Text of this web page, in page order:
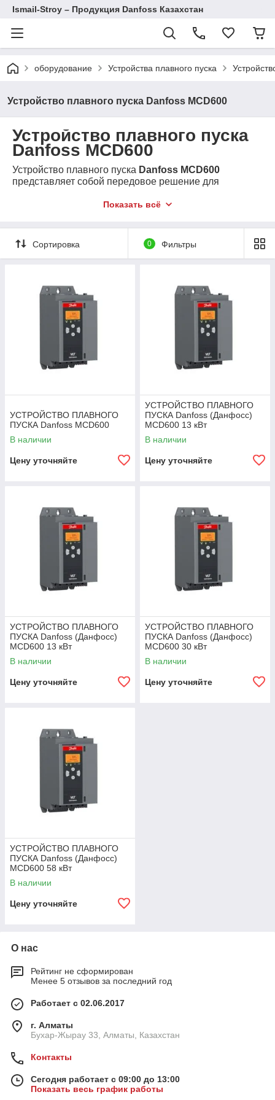
Ismail-Stroy – Продукция Danfoss Казахстан
оборудование Устройства плавного пуска
Устройство плавного пуска Danfoss MCD600
Устройство плавного пуска
Danfoss MCD600
Устройство плавного пуска Danfoss MCD600
представляет собой передовое решение для
управления электродвигателями, обеспечивающее
плавный запуск и остановку. Оно подходит для
объектах и других системах с высокими требованиями
к надежности и энергоэффективности.
Вы можетекупить устройство плавного пуска Danfoss
в нашем интернет-магазине с бесплатной доставкой
по Алматы, Астане, Шымкенту и другим городам
Казахстана. Мы предоставляем двухлетнюю гарантию на
всю продукцию.
WhatsApp
Показать всё
Сортировка 0 Фильтры
УСТРОЙСТВО ПЛАВНОГО
ПУСКА Danfoss MCD600
В наличии
Цену уточняйте
УСТРОЙСТВО ПЛАВНОГО
ПУСКА Danfoss (Данфосс)
MCD600 13 кВт
В наличии
Цену уточняйте
УСТРОЙСТВО ПЛАВНОГО
ПУСКА Danfoss (Данфосс)
MCD600 13 кВт
В наличии
Цену уточняйте
УСТРОЙСТВО ПЛАВНОГО
ПУСКА Danfoss (Данфосс)
MCD600 30 кВт
В наличии
Цену уточняйте
УСТРОЙСТВО ПЛАВНОГО
ПУСКА Danfoss (Данфосс)
MCD600 58 кВт
В наличии
Цену уточняйте
О нас
Рейтинг не сформирован
Менее 5 отзывов за последний год
Работает с 02.06.2017
г. Алматы
Бухар-Жырау 33, Алматы, Казахстан
Контакты
Сегодня работает с 09:00 до 13:00
Показать весь график работы